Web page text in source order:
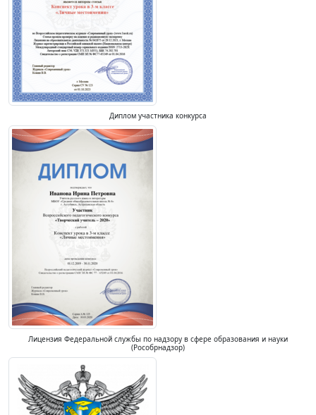
Диплом участника конкурса
Лицензия Федеральной службы по надзору в сфере образования и науки
(Рособрнадзор)